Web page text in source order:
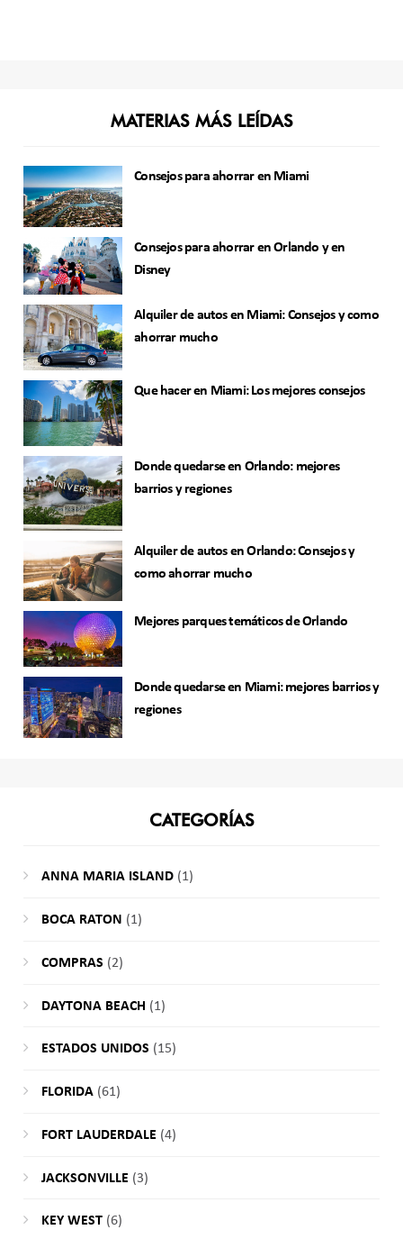
MATERIAS MÁS LEÍDAS
Consejos para ahorrar en Miami
Consejos para ahorrar en Orlando y en
Disney
Alquiler de autos en Miami: Consejos y como
ahorrar mucho
Que hacer en Miami: Los mejores consejos
Donde quedarse en Orlando: mejores
barrios y regiones
Alquiler de autos en Orlando: Consejos y
como ahorrar mucho
Mejores parques temáticos de Orlando
Donde quedarse en Miami: mejores barrios y
regiones
CATEGORÍAS
ANNA MARIA ISLAND(1)
BOCA RATON (1)
COMPRAS (2)
DAYTONA BEACH (1)
ESTADOS UNIDOS (15)
FLORIDA(61)
FORT LAUDERDALE (4)
JACKSONVILLE (3)
KEY WEST(6)